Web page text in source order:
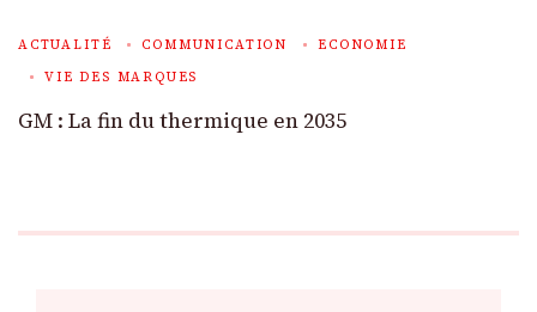
ACTUALITÉ COMMUNICATION
ECONOMIE
VIE DES MARQUES
GM : La fin du thermique en 2035